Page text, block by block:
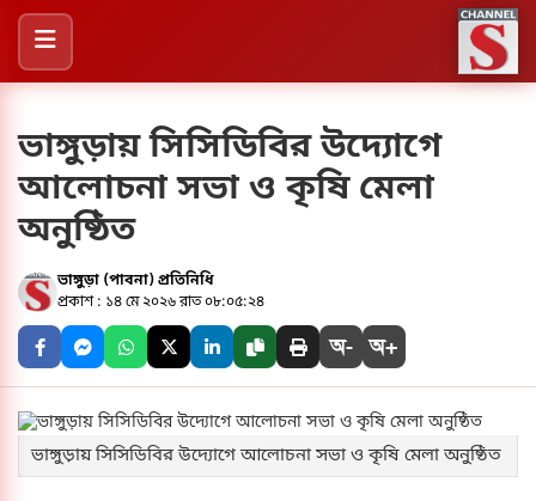
ভাঙ্গুড়ায় সিসিডিবির উদ্যোগে
আলোচনা সভা ও কৃষি মেলা
অনুষ্ঠিত
ভাঙ্গুড়া (পাবনা) প্রতিনিধি
প্রকাশ : ১৪ মে ২০২৬ রাত ০৮:০৫:২৪
অ- অ+
ভাঙ্গুড়ায় সিসিডিবির উদ্যোগে আলোচনা সভা ও কৃষি মেলা অনুষ্ঠিত